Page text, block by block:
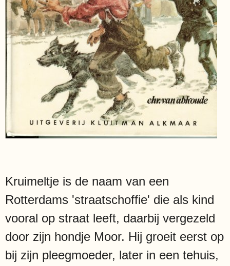
Kruimeltje is de naam van een
Rotterdams 'straatschoffie' die als kind
vooral op straat leeft, daarbij vergezeld
door zijn hondje Moor. Hij groeit eerst op
bij zijn pleegmoeder, later in een tehuis,